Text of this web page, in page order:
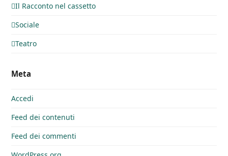
Il Racconto nel cassetto
Sociale
Teatro
Meta
Accedi
Feed dei contenuti
Feed dei commenti